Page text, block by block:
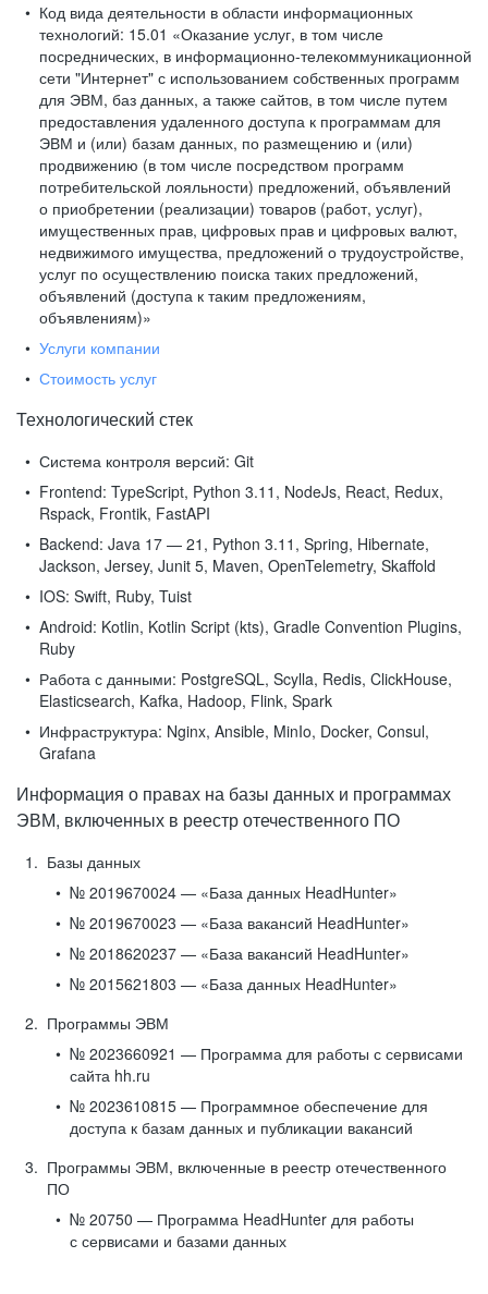
Код вида деятельности в области информационных
технологий: 15.01 «Оказание услуг, в том числе
посреднических, в информационно-телекоммуникационной
сети "Интернет" с использованием собственных программ
для ЭВМ, баз данных, а также сайтов, в том числе путем
предоставления удаленного доступа к программам для
ЭВМ и (или) базам данных, по размещению и (или)
продвижению (в том числе посредством программ
потребительской лояльности) предложений, объявлений
о приобретении (реализации) товаров (работ, услуг),
имущественных прав, цифровых прав и цифровых валют,
недвижимого имущества, предложений о трудоустройстве,
услуг по осуществлению поиска таких предложений,
объявлений (доступа к таким предложениям,
объявлениям)»
Услуги компании
Стоимость услуг
Технологический стек
Система контроля версий: Git
Frontend: TypeScript, Python 3.11, NodeJs, React, Redux,
Rspack, Frontik, FastAPI
Backend: Java 17 — 21, Python 3.11, Spring, Hibernate,
Jackson, Jersey, Junit 5, Maven, OpenTelemetry, Skaffold
IOS: Swift, Ruby, Tuist
Android: Kotlin, Kotlin Script (kts), Gradle Convention Plugins,
Ruby
Работа с данными: PostgreSQL, Scylla, Redis, ClickHouse,
Elasticsearch, Kafka, Hadoop, Flink, Spark
Инфраструктура: Nginx, Ansible, MinIo, Docker, Consul,
Grafana
Информация о правах на базы данных и программах
ЭВМ, включенных в реестр отечественного ПО
Базы данных
№ 2019670024 — «База данных HeadHunter»
№ 2019670023 — «База вакансий HeadHunter»
№ 2018620237 — «База вакансий HeadHunter»
№ 2015621803 — «База данных HeadHunter»
Программы ЭВМ
№ 2023660921 — Программа для работы с сервисами
сайта hh.ru
№ 2023610815 — Программное обеспечение для
доступа к базам данных и публикации вакансий
Программы ЭВМ, включенные в реестр отечественного
ПО
№ 20750 — Программа HeadHunter для работы
с сервисами и базами данных